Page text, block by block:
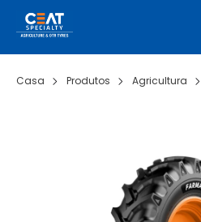
Casa Produtos Agricultura